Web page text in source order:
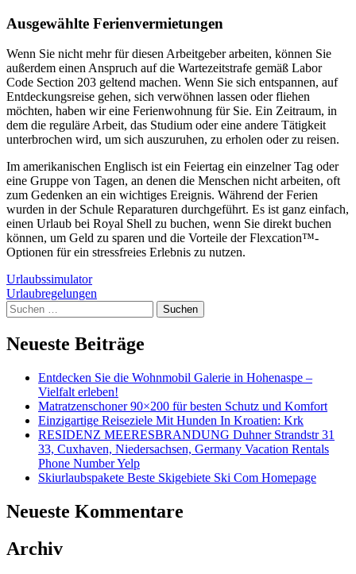
Ausgewählte Ferienvermietungen
Wenn Sie nicht mehr für diesen Arbeitgeber arbeiten, können Sie
außerdem einen Anspruch auf die Wartezeitstrafe gemäß Labor
Code Section 203 geltend machen. Wenn Sie sich entspannen, auf
Entdeckungsreise gehen, sich verwöhnen lassen oder fliehen
möchten, haben wir eine Ferienwohnung für Sie. Ein Zeitraum, in
dem die reguläre Arbeit, das Studium oder eine andere Tätigkeit
unterbrochen wird, um sich auszuruhen, zu erholen oder zu reisen.
Im amerikanischen Englisch ist ein Feiertag ein einzelner Tag oder
eine Gruppe von Tagen, an denen die Menschen nicht arbeiten, oft
zum Gedenken an ein wichtiges Ereignis. Während der Ferien
wurden in der Schule Reparaturen durchgeführt. Es ist ganz einfach,
einen Urlaub bei Royal Shell zu buchen, wenn Sie direkt buchen
können, um Geld zu sparen und die Vorteile der Flexcation™-
Optionen für ein stressfreies Erlebnis zu nutzen.
Beitragsnavigation
Urlaubssimulator
Urlaubregelungen
Suchen
nach:
Neueste Beiträge
Entdecken Sie die Wohnmobil Galerie in Hohenaspe –
Vielfalt erleben!
Matratzenschoner 90×200 für besten Schutz und Komfort
Einzigartige Reiseziele Mit Hunden In Kroatien: Krk
RESIDENZ MEERESBRANDUNG Duhner Strandstr 31
33, Cuxhaven, Niedersachsen, Germany Vacation Rentals
Phone Number Yelp
Skiurlaubspakete Beste Skigebiete Ski Com Homepage
Neueste Kommentare
Archiv